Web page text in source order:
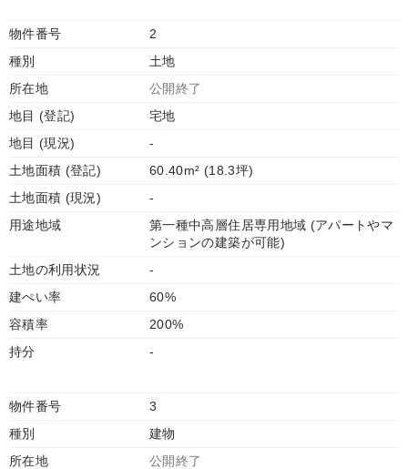
物件番号
2
種別
土地
所在地
公開終了
地目 (登記)
宅地
地目 (現況)
-
土地面積 (登記)
60.40m² (18.3坪)
土地面積 (現況)
-
用途地域
第一種中高層住居専用地域 (アパートやマ
ンションの建築が可能)
土地の利用状況
-
建ぺい率
60%
容積率
200%
持分
-
物件番号
3
種別
建物
所在地
公開終了